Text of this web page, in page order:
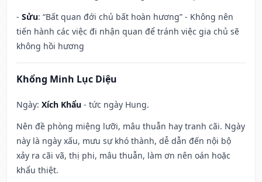
- Sửu: “Bất quan đới chủ bất hoàn hương” - Không nên
tiến hành các việc đi nhận quan để tránh việc gia chủ sẽ
không hồi hương
Khổng Minh Lục Diệu
Ngày: Xích Khẩu - tức ngày Hung.
Nên đề phòng miệng lưỡi, mâu thuẫn hay tranh cãi. Ngày
này là ngày xấu, mưu sự khó thành, dễ dẫn đến nội bộ
xảy ra cãi vã, thị phi, mâu thuẫn, làm ơn nên oán hoặc
khẩu thiệt.